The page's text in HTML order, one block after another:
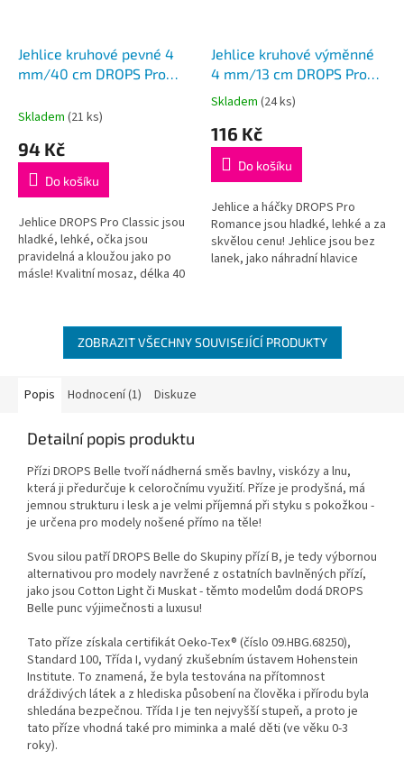
Jehlice kruhové pevné 4
mm/40 cm DROPS Pro
Skladem (21 ks)
94 Kč
Do košíku
Jehlice DROPS Pro Classic jsou
hladké, lehké, očka jsou
pravidelná a kloužou jako po
másle! Kvalitní mosaz, délka 40
Jehlice kruhové výměnné
4 mm/13 cm DROPS Pro
Romance (Birch)
Průměrné
produktu
5,0
5
hvězdiček.
Skladem (24 ks)
116 Kč
Do košíku
Jehlice a háčky DROPS Pro
Romance jsou hladké, lehké a za
skvělou cenu! Jehlice jsou bez
lanek, jako náhradní hlavice
ZOBRAZIT VŠECHNY SOUVISEJÍCÍ PRODUKTY
Popis Hodnocení (1) Diskuze
Detailní popis produktu
Přízi DROPS Belle tvoří nádherná směs bavlny, viskózy a lnu,
která ji předurčuje k celoročnímu využití. Příze je prodyšná, má
jemnou strukturu i lesk a je velmi příjemná při styku s pokožkou -
je určena pro modely nošené přímo na těle!
Svou silou patří DROPS Belle do Skupiny přízí B, je tedy výbornou
alternativou pro modely navržené z ostatních bavlněných přízí,
jako jsou Cotton Light či Muskat - těmto modelům dodá DROPS
Belle punc výjimečnosti a luxusu!
Tato příze získala certifikát Oeko-Tex® (číslo 09.HBG.68250),
Standard 100, Třída I, vydaný zkušebním ústavem Hohenstein
Institute. To znamená, že byla testována na přítomnost
dráždivých látek a z hlediska působení na člověka i přírodu byla
shledána bezpečnou. Třída I je ten nejvyšší stupeň, a proto je
tato příze vhodná také pro miminka a malé děti (ve věku 0-3
roky).